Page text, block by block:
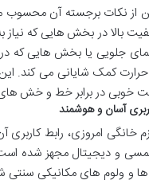
نکات برجسته آن محسوب
بالا در بخش هایی که نیاز
جلویی یا بخش هایی که در
حرارت کمک شایانی می کند.
خوبی در برابر خط و خش های
آسان و هوشمند
لمسی و دیجیتال مجهز شده
و ولوم های مکانیکی سنتی